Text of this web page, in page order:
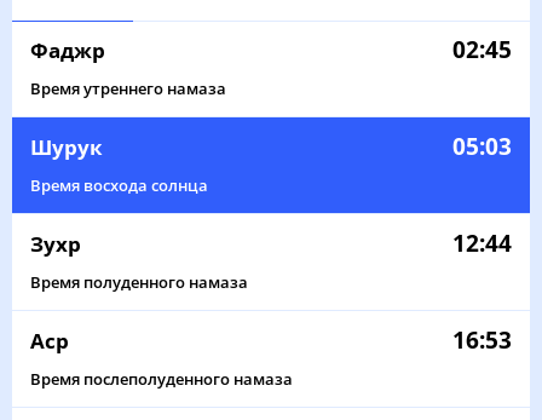
Фаджр 02:45
Время утреннего намаза
Шурук 05:03
Время восхода солнца
Зухр 12:44
Время полуденного намаза
Аср 16:53
Время послеполуденного намаза